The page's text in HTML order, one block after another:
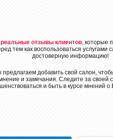
реальные отзывы клиентов, которые
тем как воспользоваться услугами
достоверную информацию!
добавить свой салон,
и замечания. Следите за своей
и быть в курсе мнений